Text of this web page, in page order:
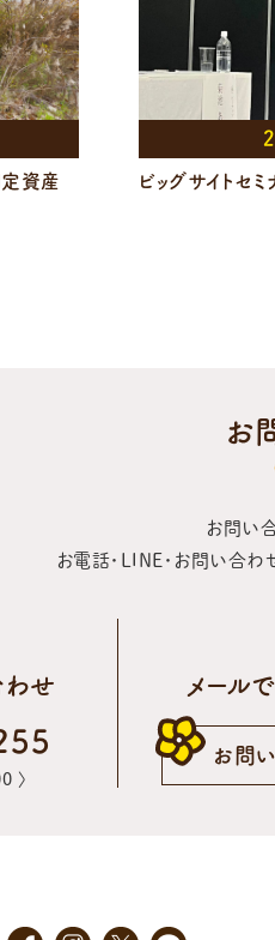
定資産
ビッグサイトセ
お
お問い
お電話・LINE・お問い合わ
せ
〉
メール
お問